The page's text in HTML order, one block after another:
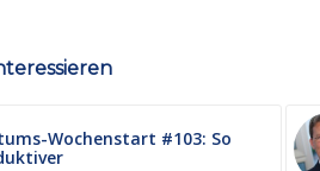
Wochenstart #103: So